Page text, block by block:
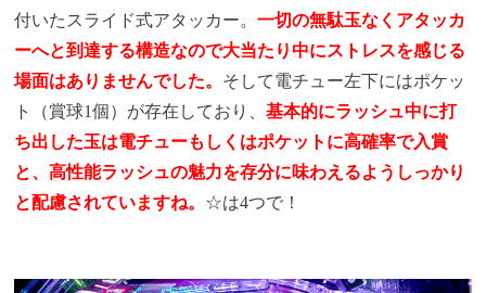
付いたスライド式アタッカー。一切の無駄玉なくアタッカ
ーへと到達する構造なので大当たり中にストレスを感じる
場面はありませんでした。 そして電チュー左下にはポケッ
ト（賞球1個）が存在しており、基本的にラッシュ中に打
ち出した玉は電チューもしくはポケットに高確率で入賞
と、高性能ラッシュの魅力を存分に味わえるようしっかり
と配慮されていますね。 ☆は4つで！